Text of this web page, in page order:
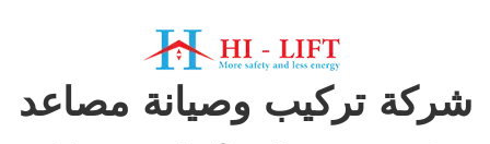
شركة تركيب وصيانة مصاعد